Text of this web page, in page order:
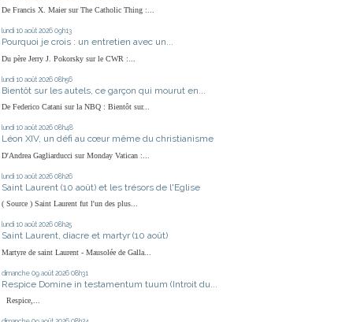
De Francis X. Maier sur The Catholic Thing :...
lundi 10 août 2026 09h13
Pourquoi je crois : un entretien avec un...
Du père Jerry J. Pokorsky sur le CWR :...
lundi 10 août 2026 08h56
Bientôt sur les autels, ce garçon qui mourut en...
De Federico Catani sur la NBQ : Bientôt sur...
lundi 10 août 2026 08h48
Léon XIV, un défi au cœur même du christianisme
D'Andrea Gagliarducci sur Monday Vatican :...
lundi 10 août 2026 08h26
Saint Laurent (10 août) et les trésors de l'Eglise
( Source ) Saint Laurent fut l'un des plus...
lundi 10 août 2026 08h25
Saint Laurent, diacre et martyr (10 août)
Martyre de saint Laurent - Mausolée de Galla...
dimanche 09 août 2026 08h31
Respice Domine in testamentum tuum (Introit du...
Respice,...